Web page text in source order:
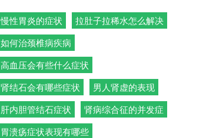
慢性胃炎的症状
拉肚子拉稀水怎么解决
如何治颈椎病疾病
高血压会有些什么症状
肾结石会有哪些症状
男人肾虚的表现
肝内胆管结石症状
肾病综合征的并发症
胃溃疡症状表现有哪些